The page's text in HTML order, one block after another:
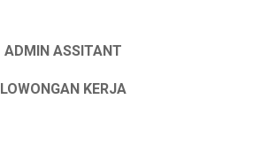
ADMIN ASSITANT
LOWONGAN KERJA